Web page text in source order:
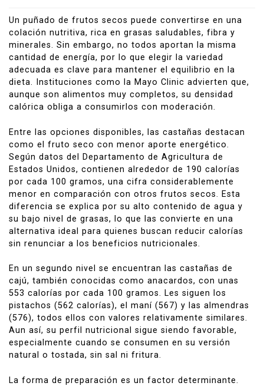
Un puñado de frutos secos puede convertirse en una
colación nutritiva, rica en grasas saludables, fibra y
minerales. Sin embargo, no todos aportan la misma
cantidad de energía, por lo que elegir la variedad
adecuada es clave para mantener el equilibrio en la
dieta. Instituciones como la Mayo Clinic advierten que,
aunque son alimentos muy completos, su densidad
calórica obliga a consumirlos con moderación.
Entre las opciones disponibles, las castañas destacan
como el fruto seco con menor aporte energético.
Según datos del Departamento de Agricultura de
Estados Unidos, contienen alrededor de 190 calorías
por cada 100 gramos, una cifra considerablemente
menor en comparación con otros frutos secos. Esta
diferencia se explica por su alto contenido de agua y
su bajo nivel de grasas, lo que las convierte en una
alternativa ideal para quienes buscan reducir calorías
sin renunciar a los beneficios nutricionales.
En un segundo nivel se encuentran las castañas de
cajú, también conocidas como anacardos, con unas
553 calorías por cada 100 gramos. Les siguen los
pistachos (562 calorías), el maní (567) y las almendras
(576), todos ellos con valores relativamente similares.
Aun así, su perfil nutricional sigue siendo favorable,
especialmente cuando se consumen en su versión
natural o tostada, sin sal ni fritura.
La forma de preparación es un factor determinante.